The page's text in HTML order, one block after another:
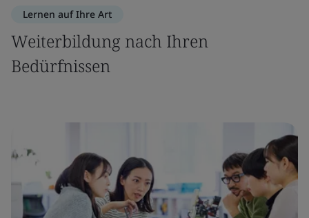
Lernen auf Ihre Art
Weiterbildung nach Ihren
Bedürfnissen